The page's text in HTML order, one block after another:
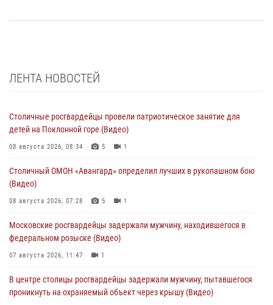
ЛЕНТА НОВОСТЕЙ
Столичные росгвардейцы провели патриотическое занятие для
детей на Поклонной горе (Видео)
08 августа 2026, 08:34 5 1
Столичный ОМОН «Авангард» определил лучших в рукопашном бою
(Видео)
08 августа 2026, 07:28 5 1
Московские росгвардейцы задержали мужчину, находившегося в
федеральном розыске (Видео)
07 августа 2026, 11:47 1
В центре столицы росгвардейцы задержали мужчину, пытавшегося
проникнуть на охраняемый объект через крышу (Видео)